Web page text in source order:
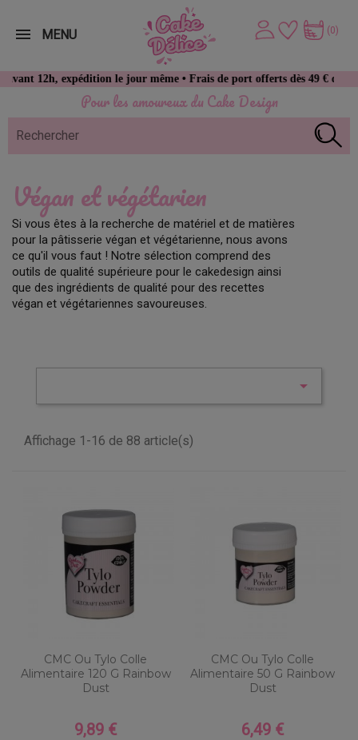
Pour les amoureux du Cake Design
12h, expédition le jour même • Frais de port offerts dès 49 € d’achat
(0)
MENU
Végan et végétarien
Si vous êtes à la recherche de matériel et de matières
pour la pâtisserie végan et végétarienne, nous avons
ce qu'il vous faut ! Notre sélection comprend des
outils de qualité supérieure pour le cakedesign ainsi
que des ingrédients de qualité pour des recettes
végan et végétariennes savoureuses.

Affichage 1-16 de 88 article(s)
CMC Ou Tylo Colle
Alimentaire 120 G Rainbow
Dust
Prix
9,89 €
CMC Ou Tylo Colle
Alimentaire 50 G Rainbow
Dust
Prix
6,49 €